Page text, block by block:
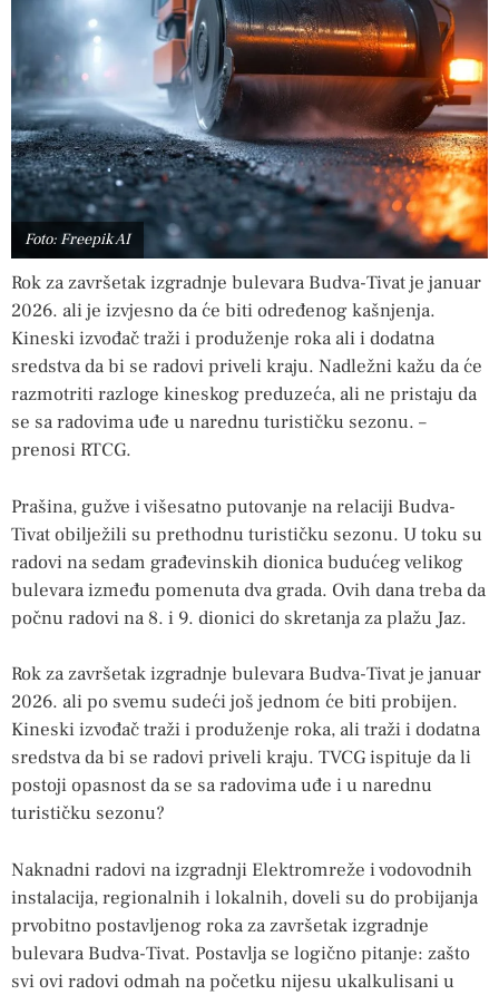
Foto: Freepik AI
Rok za završetak izgradnje bulevara Budva-Tivat je januar
2026. ali je izvjesno da će biti određenog kašnjenja.
Kineski izvođač traži i produženje roka ali i dodatna
sredstva da bi se radovi priveli kraju. Nadležni kažu da će
razmotriti razloge kineskog preduzeća, ali ne pristaju da
se sa radovima uđe u narednu turističku sezonu. –
prenosi RTCG.
Prašina, gužve i višesatno putovanje na relaciji Budva-
Tivat obilježili su prethodnu turističku sezonu. U toku su
radovi na sedam građevinskih dionica budućeg velikog
bulevara između pomenuta dva grada. Ovih dana treba da
počnu radovi na 8. i 9. dionici do skretanja za plažu Jaz.
Rok za završetak izgradnje bulevara Budva-Tivat je januar
2026. ali po svemu sudeći još jednom će biti probijen.
Kineski izvođač traži i produženje roka, ali traži i dodatna
sredstva da bi se radovi priveli kraju. TVCG ispituje da li
postoji opasnost da se sa radovima uđe i u narednu
turističku sezonu?
Naknadni radovi na izgradnji Elektromreže i vodovodnih
instalacija, regionalnih i lokalnih, doveli su do probijanja
prvobitno postavljenog roka za završetak izgradnje
bulevara Budva-Tivat. Postavlja se logično pitanje: zašto
svi ovi radovi odmah na početku nijesu ukalkulisani u